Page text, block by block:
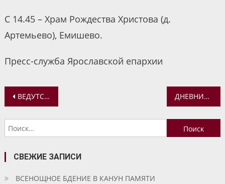
С 14.45 – Храм Рождества Христова (д.
Артемьево), Емишево.
Пресс-служба Ярославской епархии
Навигация
по
записям
ВЕДУТСЯ ОБМЕРЫ КАЗАНСКОГО ХРАМА С. ПРОХОРОВСКОЕ ДНЕВНИК КРЕСТНОГО ХОДА. ЧЕТВЕРТЫЙ И ПЯТЫЙ ДЕНЬ
Найти:
СВЕЖИЕ ЗАПИСИ
ВСЕНОЩНОЕ БДЕНИЕ В КАНУН ПАМЯТИ